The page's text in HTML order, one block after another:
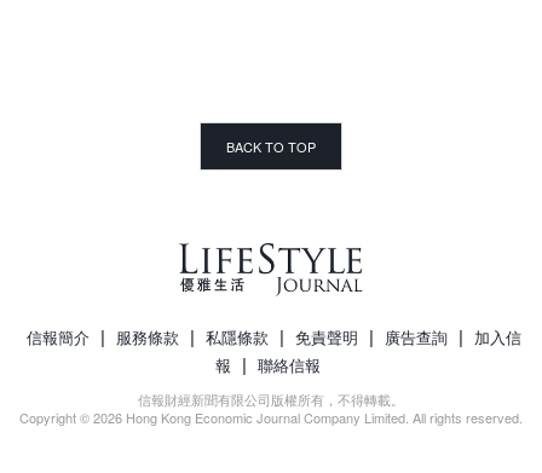
BACK TO TOP
信報簡介 | 服務條款 | 私隱條款 | 免責聲明 | 廣告查詢 | 加入信
報 | 聯絡信報
信報財經新聞有限公司版權所有，不得轉載。
Copyright © 2026 Hong Kong Economic Journal Company Limited. All rights reserved.